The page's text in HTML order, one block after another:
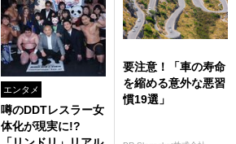
エンタメ
噂のDDTレスラー女
体化が現実に!?
要注意！「車の寿命
を縮める意外な悪習
慣19選」